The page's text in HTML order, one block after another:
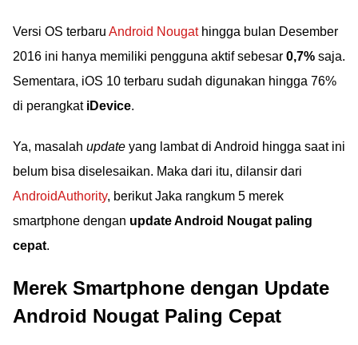
Versi OS terbaru Android Nougathingga bulan Desember
2016 ini hanya memiliki pengguna aktif sebesar 0,7% saja.
Sementara, iOS 10 terbaru sudah digunakan hingga 76%
di perangkat iDevice.
Ya, masalah update yang lambat di Android hingga saat ini
belum bisa diselesaikan. Maka dari itu, dilansir dari
AndroidAuthority, berikut Jaka rangkum 5 merek
smartphone dengan update Android Nougat paling
cepat.
Merek Smartphone dengan Update
Android Nougat Paling Cepat